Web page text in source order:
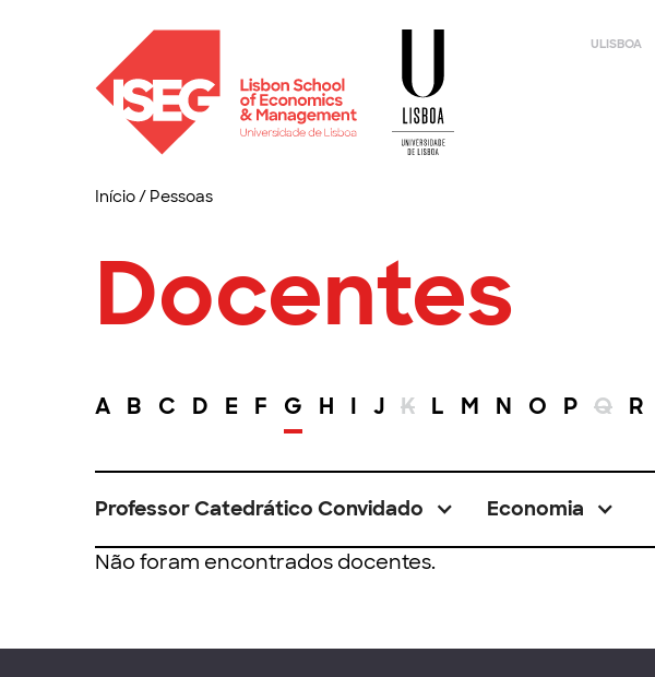
ULISBOA
Início/ Pessoas
Docentes
A B C D E F G H I J K L M N O P Q R
Professor Catedrático Convidado Economia
Não foram encontrados docentes.